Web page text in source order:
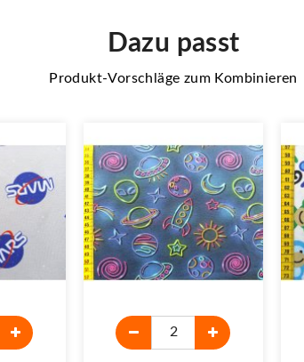
Dazu passt
Produkt-Vorschläge zum Kombinieren